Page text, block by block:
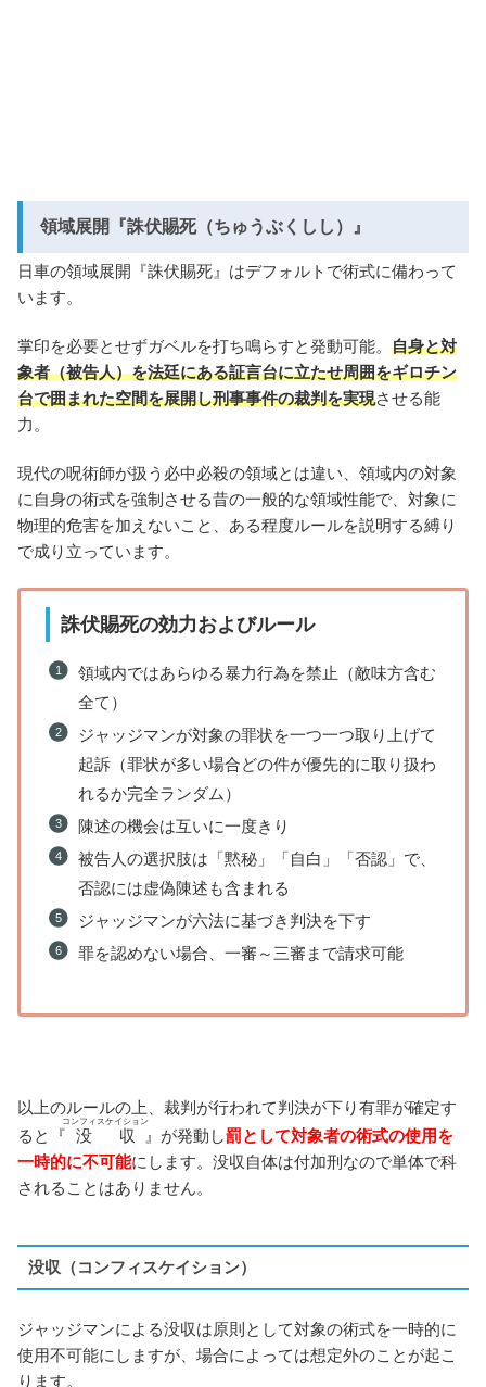
領域展開『誅伏賜死（ちゅうぶくしし）』
日車の領域展開『誅伏賜死』はデフォルトで術式に備わって
います。
掌印を必要とせずガベルを打ち鳴らすと発動可能。 自身と対
象者（被告人）を法廷にある証言台に立たせ周囲をギロチン
台で囲まれた空間を展開し刑事事件の裁判を実現させる能
力。
現代の呪術師が扱う必中必殺の領域とは違い、領域内の対象
に自身の術式を強制させる昔の一般的な領域性能で、対象に
物理的危害を加えないこと、ある程度ルールを説明する縛り
で成り立っています。
誅伏賜死の効力およびルール
領域内ではあらゆる暴力行為を禁止（敵味方含む
全て）
ジャッジマンが対象の罪状を一つ一つ取り上げて
起訴（罪状が多い場合どの件が優先的に取り扱わ
れるか完全ランダム）
陳述の機会は互いに一度きり
被告人の選択肢は「黙秘」「自白」「否認」で、
否認には虚偽陳述も含まれる
ジャッジマンが六法に基づき判決を下す
罪を認めない場合、一審～三審まで請求可能
以上のルールの上、裁判が行われて判決が下り有罪が確定す
ると『 没収
コンフィスケイション
』が発動し罰として対象者の術式の使用を
一時的に不可能にします。没収自体は付加刑なので単体で科
されることはありません。
没収（コンフィスケイション）
ジャッジマンによる没収は原則として対象の術式を一時的に
使用不可能にしますが、場合によっては想定外のことが起こ
ります。